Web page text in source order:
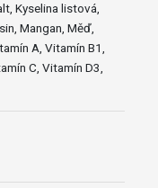
Kyselina listová,
Mangan, Měď,
A, Vitamín B1,
C, Vitamín D3,